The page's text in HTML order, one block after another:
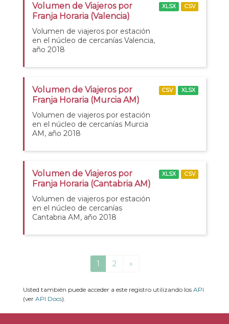
Volumen de Viajeros por
Franja Horaria (Valencia)
Volumen de viajeros por estación
en el núcleo de cercanías Valencia,
año 2018
XLSX CSV
Volumen de Viajeros por
Franja Horaria (Murcia AM)
Volumen de viajeros por estación
en el núcleo de cercanías Murcia
AM, año 2018
CSV XLSX
Volumen de Viajeros por
Franja Horaria (Cantabria AM)
Volumen de viajeros por estación
en el núcleo de cercanías
Cantabria AM, año 2018
XLSX CSV
1 2 »
Usted también puede acceder a este registro utilizando los API
(ver API Docs).